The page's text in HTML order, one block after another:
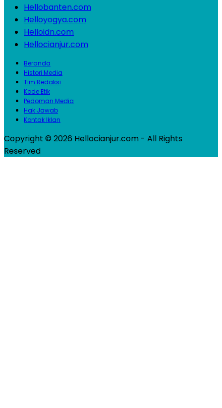
Hellobanten.com
Helloyogya.com
Helloidn.com
Hellocianjur.com
Beranda
Histori Media
Tim Redaksi
Kode Etik
Pedoman Media
Hak Jawab
Kontak Iklan
Copyright © 2026 Hellocianjur.com - All Rights
Reserved